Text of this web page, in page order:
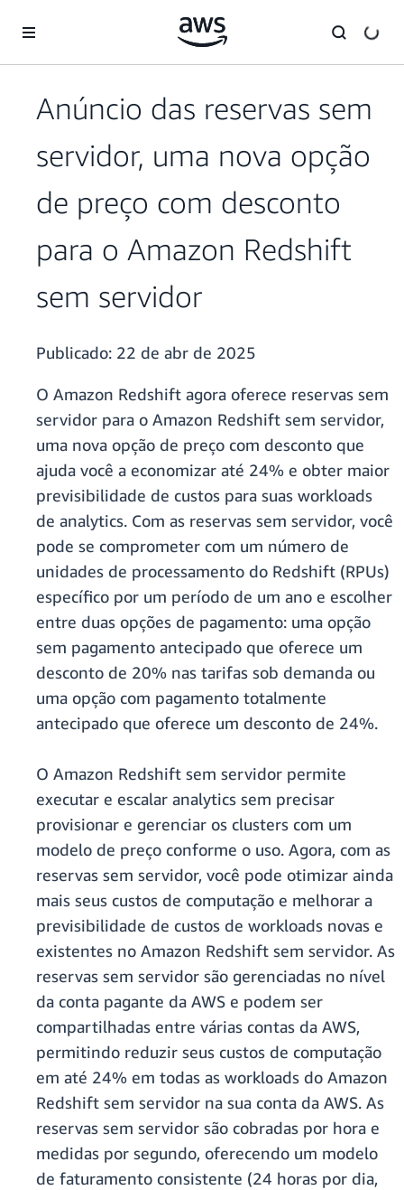
Pular para o conteúdo principal
Anúncio das reservas sem
servidor, uma nova opção
de preço com desconto
para o Amazon Redshift
sem servidor
Publicado: 22 de abr de 2025
O Amazon Redshift agora oferece reservas sem
servidor para o Amazon Redshift sem servidor,
uma nova opção de preço com desconto que
ajuda você a economizar até 24% e obter maior
previsibilidade de custos para suas workloads
de analytics. Com as reservas sem servidor, você
pode se comprometer com um número de
unidades de processamento do Redshift (RPUs)
específico por um período de um ano e escolher
entre duas opções de pagamento: uma opção
sem pagamento antecipado que oferece um
desconto de 20% nas tarifas sob demanda ou
uma opção com pagamento totalmente
antecipado que oferece um desconto de 24%.
O Amazon Redshift sem servidor permite
executar e escalar analytics sem precisar
provisionar e gerenciar os clusters com um
modelo de preço conforme o uso. Agora, com as
reservas sem servidor, você pode otimizar ainda
mais seus custos de computação e melhorar a
previsibilidade de custos de workloads novas e
existentes no Amazon Redshift sem servidor. As
reservas sem servidor são gerenciadas no nível
da conta pagante da AWS e podem ser
compartilhadas entre várias contas da AWS,
permitindo reduzir seus custos de computação
em até 24% em todas as workloads do Amazon
Redshift sem servidor na sua conta da AWS. As
reservas sem servidor são cobradas por hora e
medidas por segundo, oferecendo um modelo
de faturamento consistente (24 horas por dia,